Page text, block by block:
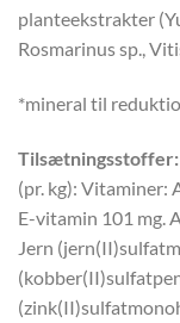
planteekstrakter
Rosmarinus sp.,
*mineral til
Tilsætningsstoffer:
(pr. kg): Vitaminer:
E-vitamin 101 mg.
Jern